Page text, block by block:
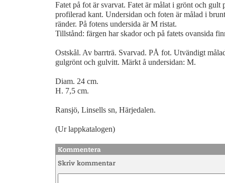
Fatet på fot är svarvat. Fatet är målat i grönt och gult
profilerad kant. Undersidan och foten är målad i
ränder. På fotens undersida är M ristat.
Tillstånd: färgen har skador och på fatets ovansida
Ostskål. Av barrträ. Svarvad. PÅ fot. Utvändigt
gulgrönt och gulvitt. Märkt å undersidan: M.
Diam. 24 cm.
H. 7,5 cm.
Ransjö, Linsells sn, Härjedalen.
(Ur lappkatalogen)